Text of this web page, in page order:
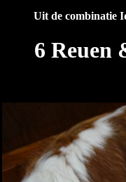
Uit de combinatie
6 Reuen